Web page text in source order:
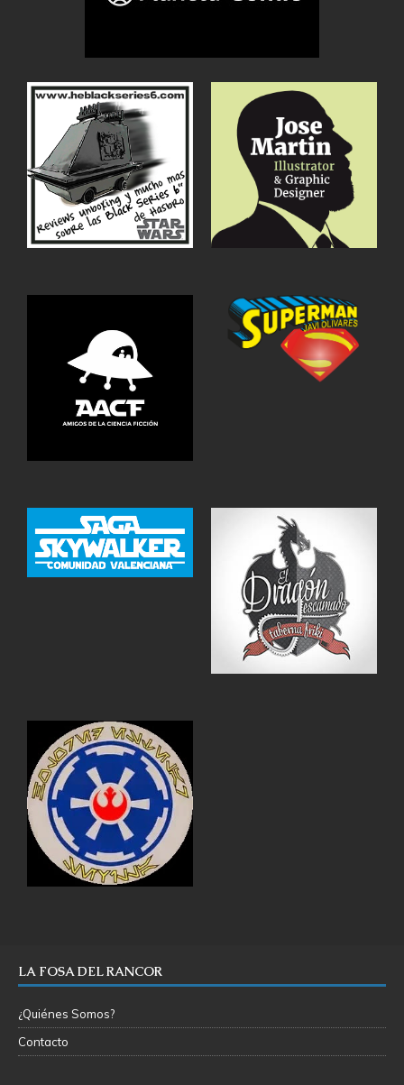
LA FOSA DEL RANCOR
¿Quiénes Somos?
Contacto